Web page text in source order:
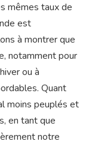
mêmes taux de
est
à montrer que
notamment pour
ou à
Quant
moins peuplés et
en tant que
notre